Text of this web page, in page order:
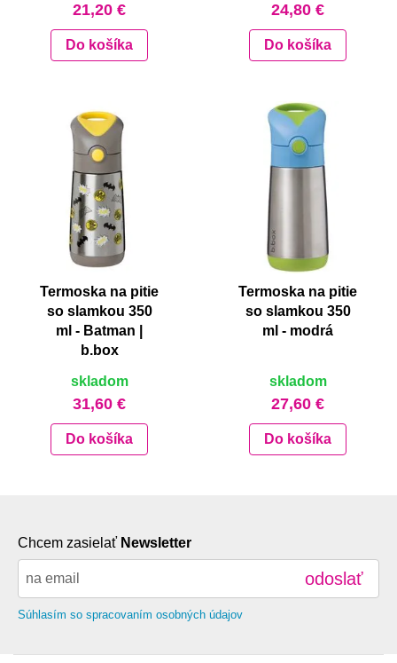
21,20 €
Do košíka
24,80 €
Do košíka
Termoska na pitie
so slamkou 350
ml - Batman |
b.box
skladom
31,60 €
Do košíka
Termoska na pitie
so slamkou 350
ml - modrá
skladom
27,60 €
Do košíka
Chcem zasielať Newsletter
odoslať
Súhlasím so spracovaním osobných údajov